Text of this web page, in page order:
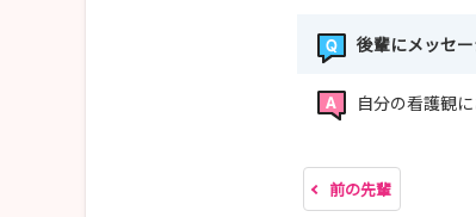
後輩にメッセ
自分の看護観
前の先輩